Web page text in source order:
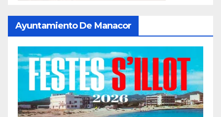
Ayuntamiento De Manacor